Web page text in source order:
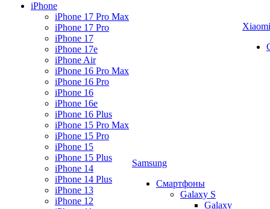
iPhone
iPhone 17 Pro Max
iPhone 17 Pro
iPhone 17
iPhone 17e
iPhone Air
iPhone 16 Pro Max
iPhone 16 Pro
iPhone 16
iPhone 16e
iPhone 16 Plus
iPhone 15 Pro Max
iPhone 15 Pro
iPhone 15
iPhone 15 Plus
iPhone 14
iPhone 14 Plus
iPhone 13
iPhone 12
Samsung
Смартфоны
Galaxy S
Galaxy
Xiaomi